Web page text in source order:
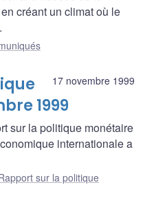
créant un climat où le
17 novembre 1999
1999
sur la politique monétaire
internationale a
sur la politique